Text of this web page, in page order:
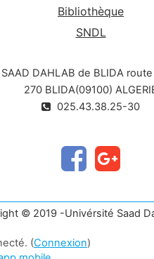
Bibliothèque
SNDL
DAHLAB de BLIDA
270 BLIDA(09100)
025.43.38.25-30
© 2019 -Univérsité Saad
(Connexion)